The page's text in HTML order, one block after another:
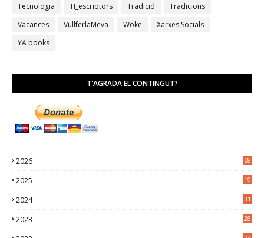
Tecnologia
TI_escriptors Tradició
Tradicions
Vacances
VullferlaMeva Woke
Xarxes Socials
YA books
T'AGRADA EL CONTINGUT?
2026 68
2025
19
2024
31
2023
28